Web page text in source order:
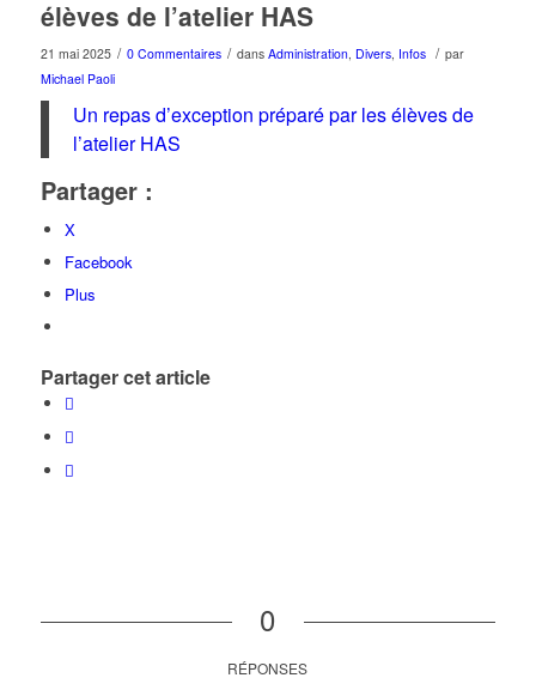
élèves de l’atelier HAS
21 mai 2025 / 0 Commentaires / dans Administration, Divers, Infos / par
Michael Paoli
Un repas d’exception préparé par les élèves de
l’atelier HAS
Partager :
X
Facebook
Plus
Partager cet article
0
RÉPONSES